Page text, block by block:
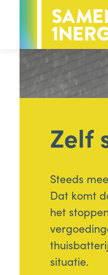
Voor inwoners
Voor inwoners
Groen & water
Minder afval
Handige info voor
Subsidies
Zelf
Steeds
Dat komt
het
situatie.